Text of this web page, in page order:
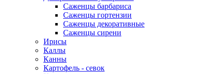
Саженцы барбариса
Саженцы гортензии
Саженцы декоративные
Саженцы сирени
Ирисы
Каллы
Канны
Картофель - севок